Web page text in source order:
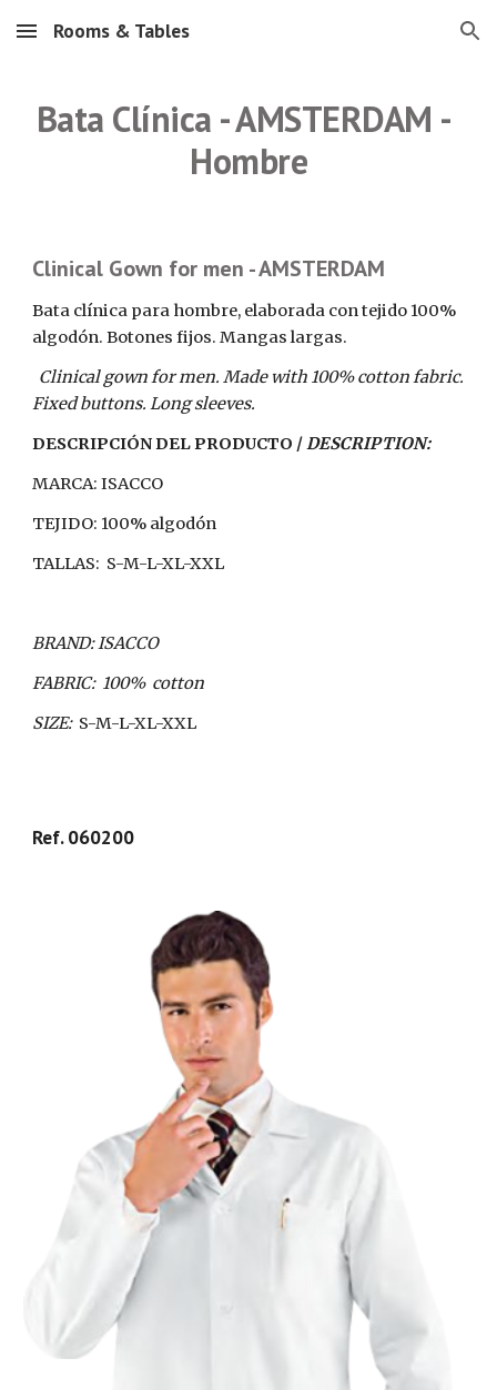
Skip to main content Skip to navigation
Rooms & Tables
Bata Clínica - AMSTERDAM -
Hombre
Clinical Gown for men - AMSTERDAM
Bata clínica para hombre, elaborada con tejido 100%
algodón. Botones fijos. Mangas largas.
Fixed buttons. Long sleeves.
DESCRIPCIÓN DEL PRODUCTO / DESCRIPTION:
MARCA: ISACCO
TEJIDO: 100% algodón
TALLAS: S-M-L-XL-XXL
BRAND: ISACCO
FABRIC: 100%  cotton
SIZE: S-M-L-XL-XXL
Ref. 060200